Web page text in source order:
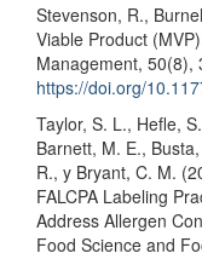
Stevenson, R.,
Viable Product
Management, 50(8),
https://doi.org/
Taylor, S. L., Hefle,
Barnett, M. E.,
R., y Bryant, C. M.
FALCPA Labeling
Address Allergen
Food Science and